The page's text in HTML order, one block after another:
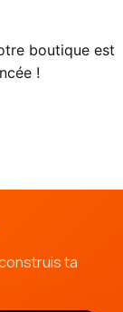
boutique est
!
ta